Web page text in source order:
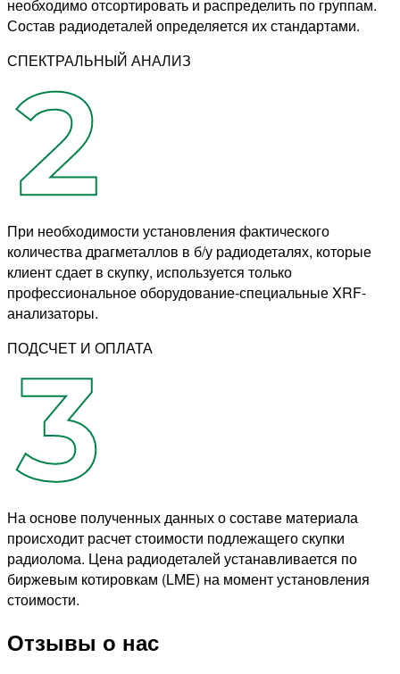
необходимо отсортировать и распределить по группам.
Состав радиодеталей определяется их стандартами.
СПЕКТРАЛЬНЫЙ АНАЛИЗ
При необходимости установления фактического
количества драгметаллов в б/у радиодеталях, которые
клиент сдает в скупку, используется только
профессиональное оборудование-специальные XRF-
анализаторы.
ПОДСЧЕТ И ОПЛАТА
На основе полученных данных о составе материала
происходит расчет стоимости подлежащего скупки
радиолома. Цена радиодеталей устанавливается по
биржевым котировкам (LME) на момент установления
стоимости.
Отзывы о нас